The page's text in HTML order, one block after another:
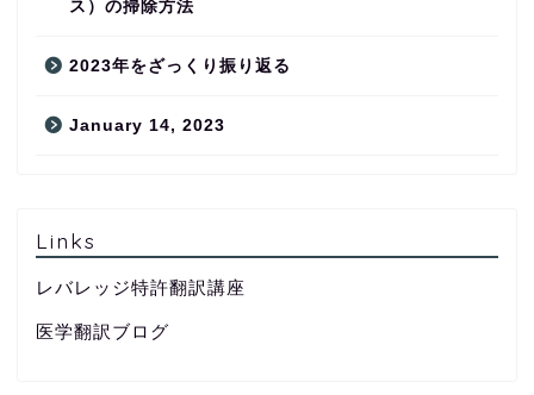
ス）の掃除方法
2023年をざっくり振り返る
January 14, 2023
Links
レバレッジ特許翻訳講座
医学翻訳ブログ